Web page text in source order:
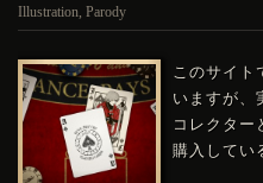
Illustration,Parody
このサイト
いますが、
コレクター
購入してい